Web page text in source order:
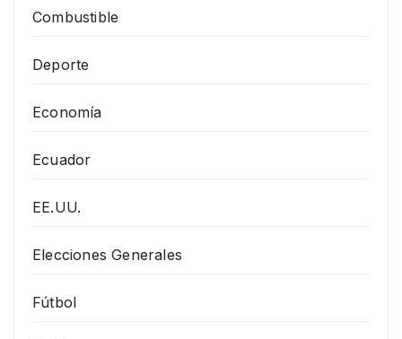
Combustible
Deporte
Economía
Ecuador
EE.UU.
Elecciones Generales
Fútbol